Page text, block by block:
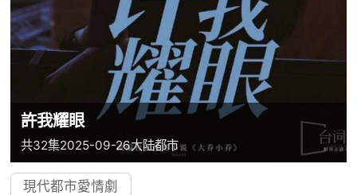
許我耀眼
共32集2025-09-26大陆都市
現代都市愛情劇